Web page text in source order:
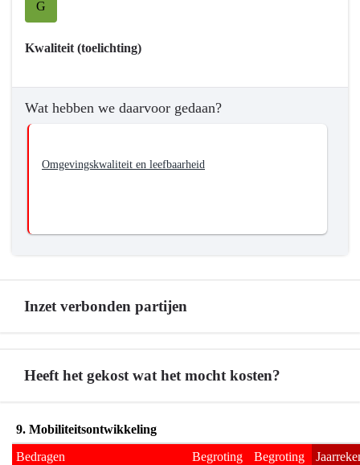
we
bereikt
wat
wilden
gaan
stille
G
Kwaliteit (toelichting)
Wat hebben we daarvoor gedaan?
Omgevingskwaliteit en leefbaarheid
Inzet verbonden partijen
Programma
Heeft het gekost wat het mocht kosten?
Terug
naar
9. Mobiliteitsontwikkeling
Bedragen
Begroting
Begroting